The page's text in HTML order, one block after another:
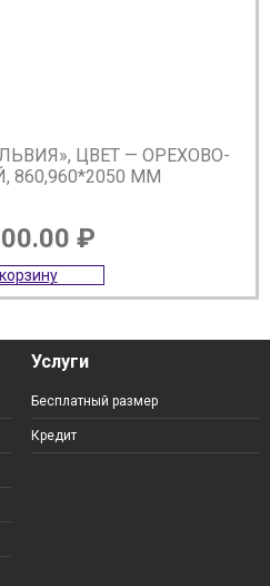
ЦВЕТ — ОРЕХОВО-
ММ
₽
Услуги
Бесплатный размер
Кредит